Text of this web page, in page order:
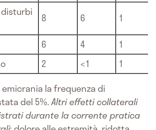
8 6
1
6 4
1
2 <1
1
la frequenza di
del 5%.Altri effetti collaterali
durante la corrente pratica